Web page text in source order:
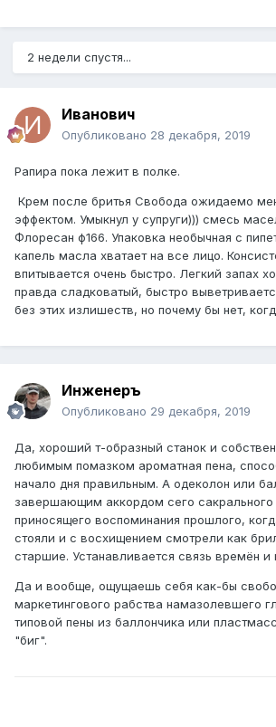
2 недели спустя...
Иванович
Опубликовано 28 декабря, 2019
Рапира пока лежит в полке.
Крем после бритья Свобода ожидаемо
эффектом. Умыкнул у супруги))) смесь
Флоресан ф166. Упаковка необычная с
капель масла хватает на все лицо.
впитывается очень быстро. Легкий запах
правда сладковатый, быстро
без этих излишеств, но почему бы нет,
Инженеръ
Опубликовано 29 декабря, 2019
Да, хороший т-образный станок и
любимым помазком ароматная пена,
начало дня правильным. А одеколон или
завершающим аккордом сего сакрального
приносящего воспоминания прошлого,
стояли и с восхищением смотрели как
старшие. Устанавливается связь времён и
Да и вообще, ощущаешь себя как-бы
маркетингового рабства намазолевшего
типовой пены из баллончика или
"биг".